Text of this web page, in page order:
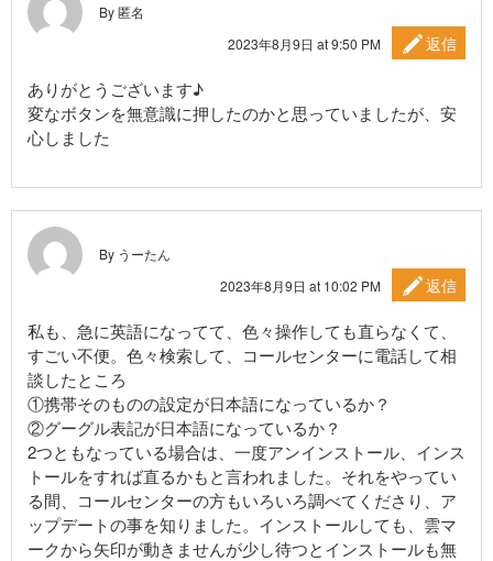
By 匿名
2023年8月9日 at 9:50 PM
返信
ありがとうございます♪
変なボタンを無意識に押したのかと思っていましたが、安
心しました‍
By うーたん
2023年8月9日 at 10:02 PM
返信
私も、急に英語になってて、色々操作しても直らなくて、
すごい不便。色々検索して、コールセンターに電話して相
談したところ
①携帯そのものの設定が日本語になっているか？
②グーグル表記が日本語になっているか？
2つともなっている場合は、一度アンインストール、インス
トールをすれば直るかもと言われました。それをやってい
る間、コールセンターの方もいろいろ調べてくださり、ア
ップデートの事を知りました。インストールしても、雲マ
ークから矢印が動きませんが少し待つとインストールも無